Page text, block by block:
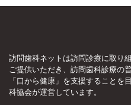
訪問歯科ネットは訪問診療に取り
ご提供いただき、訪問歯科診療の
「口から健康」を支援すること
科協会が運営しています。